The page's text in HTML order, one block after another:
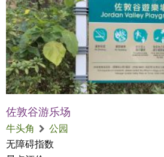
佐敦谷游乐场
牛头角
公园
无障碍指数